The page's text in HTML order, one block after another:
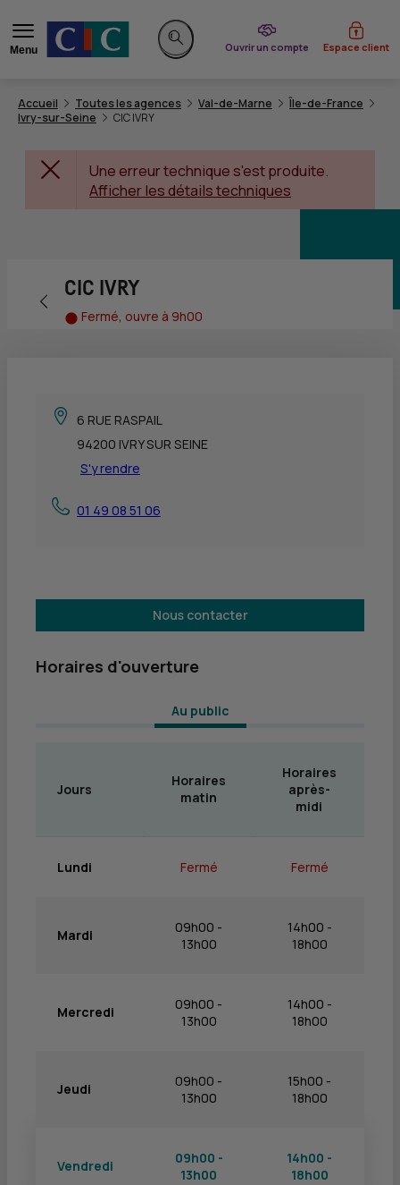
Menu
Rechercher sur le site
Ouvrir un compte
du CIC Espace client
Accueil Toutes les agences Val-de-Marne
Île-de-France
Ivry-sur-Seine
CIC IVRY
Une erreur technique s'est produite.
Afficher les détails techniques
Retour vers la page précédente
CIC IVRY
Fermé, ouvre à 9h00
6 RUE RASPAIL
94200 IVRY SUR SEINE
S'y rendre
01 49 08 51 06
Nous contacter
Horaires d'ouverture
Au public
Jours
Horaires
matin
Horaires
après-
midi
Lundi Fermé Fermé
Mardi
09h00 -
13h00
14h00 -
18h00
Mercredi
09h00 -
13h00
14h00 -
18h00
Jeudi
09h00 -
13h00
15h00 -
18h00
Vendredi
09h00 -
13h00
14h00 -
18h00